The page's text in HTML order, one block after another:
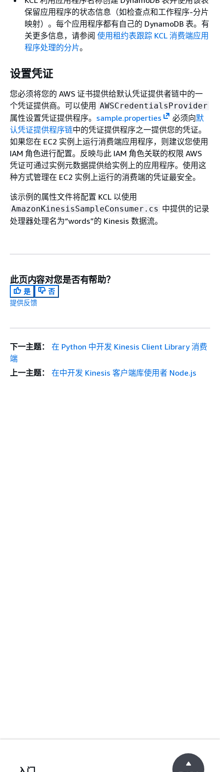
保留应用程序的状态信息（如检查点和工作程序-分片
映射）。每个应用程序都有自己的 DynamoDB 表。有
关更多信息，请参阅 使用租约表跟踪 KCL 消费端应用
程序处理的分片。
设置凭证
您必须将您的 AWS 证书提供给默认凭证提供者链中的一
个凭证提供商。可以使用 AWSCredentialsProvider
属性设置凭证提供程序。 sample.properties 必须向默
认凭证提供程序链中的凭证提供程序之一提供您的凭证。
如果您在 EC2 实例上运行消费端应用程序，则建议您使用
IAM 角色进行配置。反映与此 IAM 角色关联的权限 AWS
凭证可通过实例元数据提供给实例上的应用程序。使用这
种方式管理在 EC2 实例上运行的消费端的凭证最安全。
该示例的属性文件将配置 KCL 以使用
AmazonKinesisSampleConsumer.cs 中提供的记录
处理器处理名为“words”的 Kinesis 数据流。
此页内容对您是否有帮助？
是
否
提供反馈
下一主题：
在 Python 中开发 Kinesis Client Library 消费
端
上一主题：
在中开发 Kinesis 客户端库使用者 Node.js